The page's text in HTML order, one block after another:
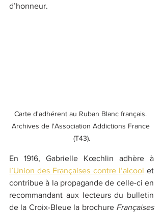
d’honneur.
Carte d'adhérent au Ruban Blanc français.
Archives de l'Association Addictions France
(T43).
l’Union des Françaises contre l’alcool et
contribue à la propagande de celle-ci en
recommandant aux lecteurs du bulletin
de la Croix-Bleue la brochure Françaises